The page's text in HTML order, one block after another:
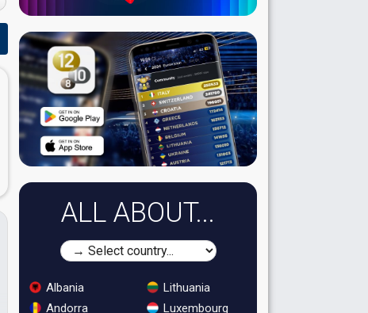
ALL ABOUT...
Albania
Andorra
Lithuania
Luxembourg